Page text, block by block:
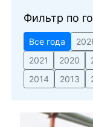
Фильтр по
Все года
2021
2020
2014
2013